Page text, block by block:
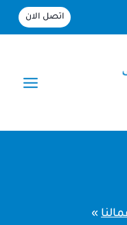
اتصل الان
»